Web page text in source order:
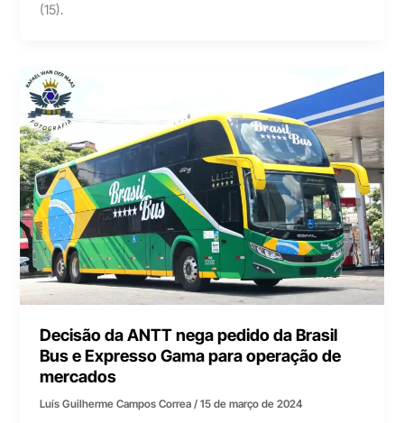
(15).
Decisão da ANTT nega pedido da Brasil
Bus e Expresso Gama para operação de
mercados
Luís Guilherme Campos Correa/15 de março de 2024